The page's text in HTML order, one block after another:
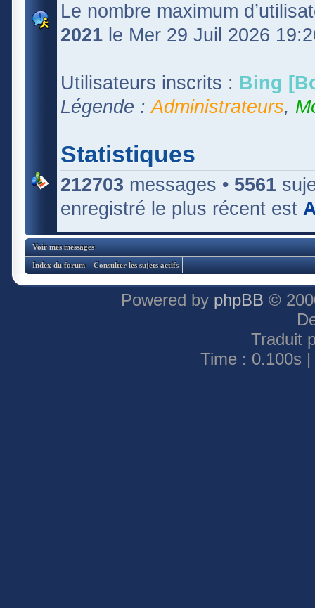
Le nombre maximum
2021 le Mer 29 Juil 2026
Utilisateurs inscrits : Bing
Légende :Administrateurs,
Statistiques
212703 messages • 5561
enregistré le plus récent est
Voir mes messages
Index du forum Consulter les sujets actifs
Powered by phpBB ©
Traduit
Time : 0.100s